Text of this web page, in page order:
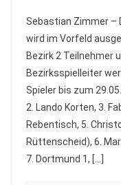
Sebastian Zimmer –
wird im Vorfeld
Bezirk 2 Teilnehmer
Bezirksspielleiter
Spieler bis zum
2. Lando Korten, 3.
Rebentisch, 5.
Rüttenscheid), 6.
7. Dortmund 1, […]